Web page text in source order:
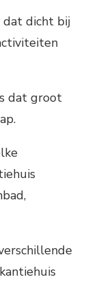
dat dicht bij
dat groot